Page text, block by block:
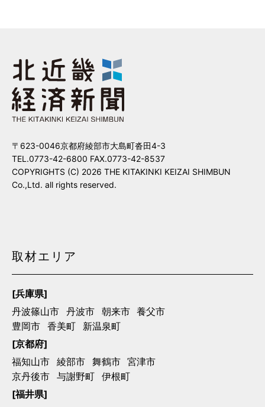
〒623-0046京都府綾部市大島町沓田4-3
TEL.0773-42-6800 FAX.0773-42-8537
COPYRIGHTS (C) 2026 THE KITAKINKI KEIZAI SHIMBUN
Co.,Ltd. all rights reserved.
取材エリア
[兵庫県]
丹波篠山市
丹波市 朝来市
養父市
豊岡市
香美町
新温泉町
[京都府]
福知山市
綾部市 舞鶴市
宮津市
京丹後市
与謝野町
伊根町
[福井県]